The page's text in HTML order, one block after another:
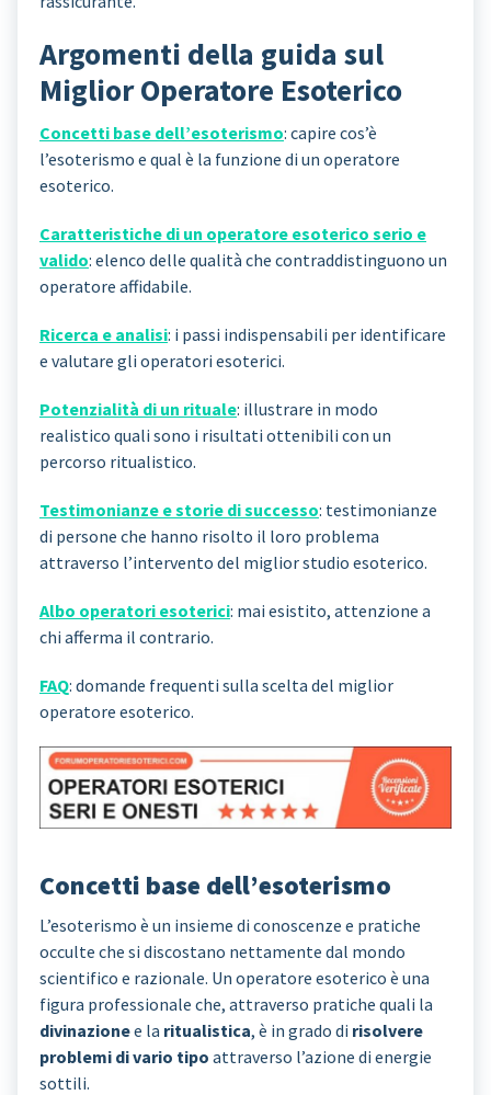
Argomenti della guida sul
Miglior Operatore Esoterico
Concetti base dell’esoterismo: capire cos’è
l’esoterismo e qual è la funzione di un operatore
esoterico.
Caratteristiche di un operatore esoterico serio e
valido: elenco delle qualità che contraddistinguono un
operatore affidabile.
Ricerca e analisi: i passi indispensabili per identificare
e valutare gli operatori esoterici.
Potenzialità di un rituale: illustrare in modo
realistico quali sono i risultati ottenibili con un
percorso ritualistico.
Testimonianze e storie di successo: testimonianze
di persone che hanno risolto il loro problema
attraverso l’intervento del miglior studio esoterico.
Albo operatori esoterici: mai esistito, attenzione a
chi afferma il contrario.
FAQ: domande frequenti sulla scelta del miglior
operatore esoterico.
Concetti base dell’esoterismo
L’esoterismo è un insieme di conoscenze e pratiche
occulte che si discostano nettamente dal mondo
scientifico e razionale. Un operatore esoterico è una
figura professionale che, attraverso pratiche quali la
divinazionee la ritualistica, è in grado di risolvere
problemi di vario tipo attraverso l’azione di energie
sottili.